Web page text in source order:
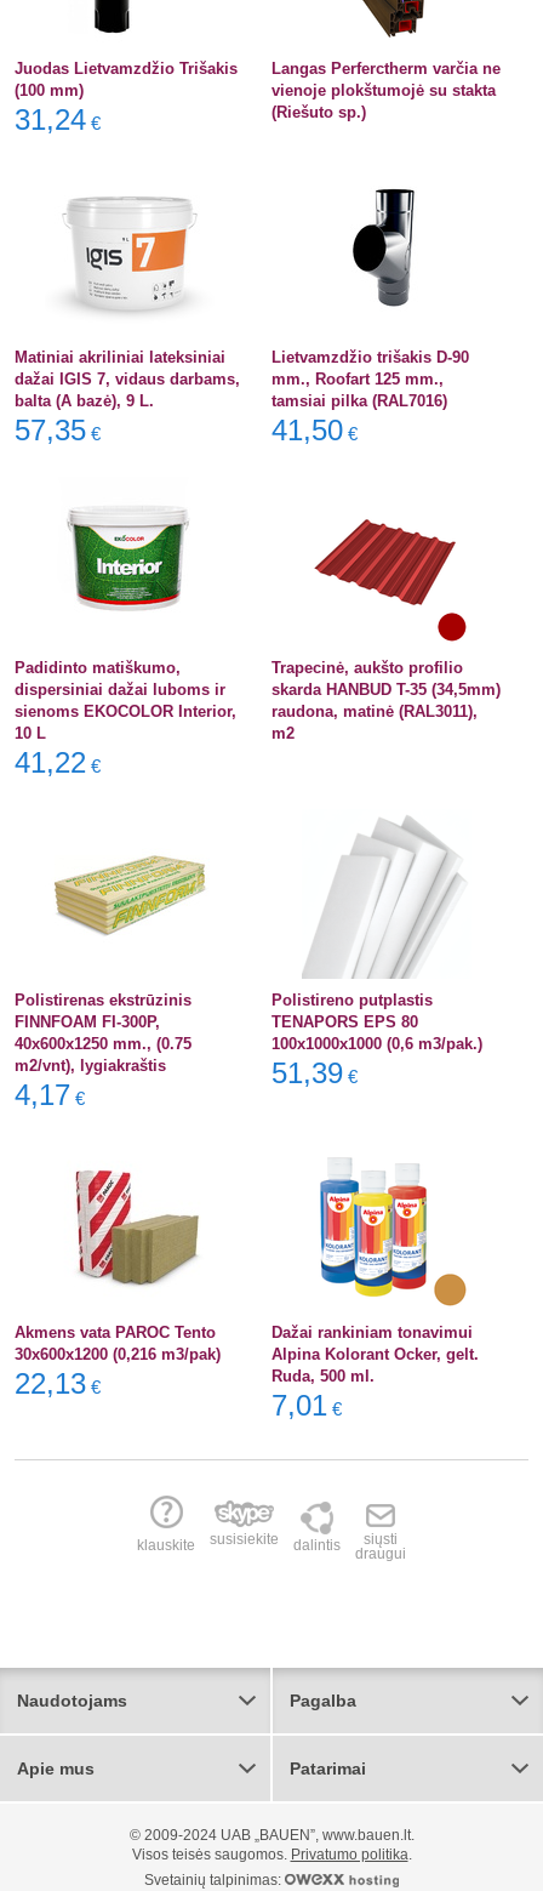
Juodas Lietvamzdžio Trišakis
(100 mm)
31,24 €
Langas Perferctherm varčia ne
vienoje plokštumojė su stakta
(Riešuto sp.)
Matiniai akriliniai lateksiniai
dažai IGIS 7, vidaus darbams,
balta (A bazė), 9 L.
57,35 €
Lietvamzdžio trišakis D-90
mm., Roofart 125 mm.,
tamsiai pilka (RAL7016)
41,50 €
Padidinto matiškumo,
dispersiniai dažai luboms ir
sienoms EKOCOLOR Interior,
10 L
41,22 €
Trapecinė, aukšto profilio
skarda HANBUD T-35 (34,5mm)
raudona, matinė (RAL3011),
m2
Polistirenas ekstrūzinis
FINNFOAM FI-300P,
40x600x1250 mm., (0.75
m2/vnt), lygiakraštis
4,17 €
Polistireno putplastis
TENAPORS EPS 80
100x1000x1000 (0,6 m3/pak.)
51,39 €
Akmens vata PAROC Tento
30x600x1200 (0,216 m3/pak)
22,13 €
Dažai rankiniam tonavimui
Alpina Kolorant Ocker, gelt.
Ruda, 500 ml.
7,01 €
klauskite susisiekite dalintis
siųsti
draugui
Naudotojams Pagalba
Apie mus Patarimai
© 2009-2024 UAB „BAUEN”, www.bauen.lt.
Visos teisės saugomos. Privatumo politika.
Svetainių talpinimas: